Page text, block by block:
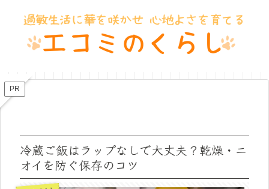
PR
冷蔵ご飯はラップなしで大丈夫？乾燥・ニ
オイを防ぐ保存のコツ